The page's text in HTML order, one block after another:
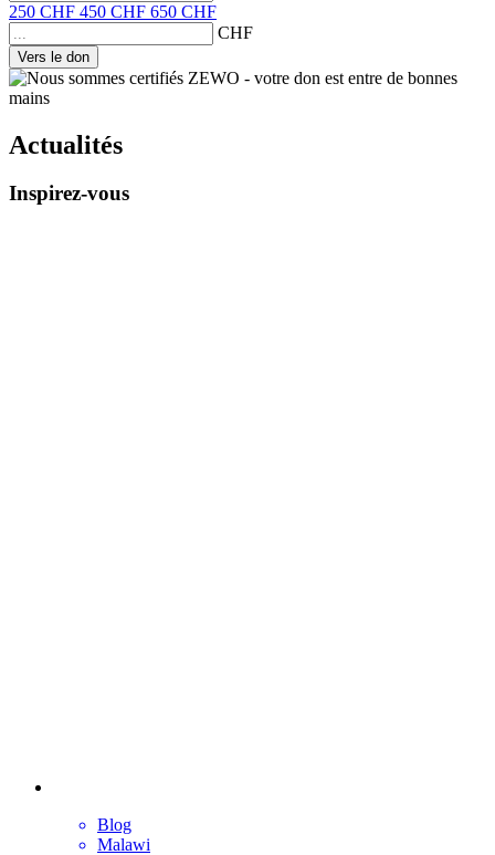
250 CHF 450 CHF 650 CHF
CHF
Vers le don
Actualités
Inspirez-vous
Blog
Malawi